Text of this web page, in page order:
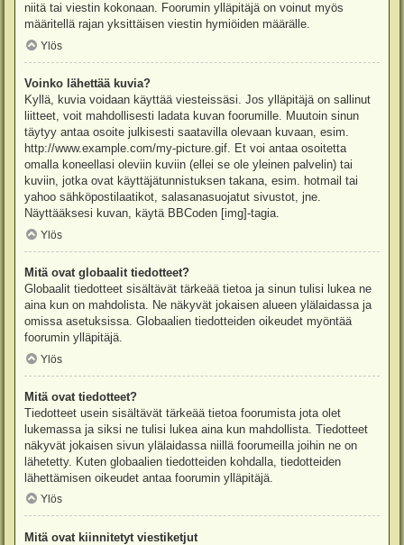
niitä tai viestin kokonaan. Foorumin ylläpitäjä on voinut myös
määritellä rajan yksittäisen viestin hymiöiden määrälle.
Ylös
Voinko lähettää kuvia?
Kyllä, kuvia voidaan käyttää viesteissäsi. Jos ylläpitäjä on sallinut
liitteet, voit mahdollisesti ladata kuvan foorumille. Muutoin sinun
täytyy antaa osoite julkisesti saatavilla olevaan kuvaan, esim.
http://www.example.com/my-picture.gif. Et voi antaa osoitetta
omalla koneellasi oleviin kuviin (ellei se ole yleinen palvelin) tai
kuviin, jotka ovat käyttäjätunnistuksen takana, esim. hotmail tai
yahoo sähköpostilaatikot, salasanasuojatut sivustot, jne.
Näyttääksesi kuvan, käytä BBCoden [img]-tagia.
Ylös
Mitä ovat globaalit tiedotteet?
Globaalit tiedotteet sisältävät tärkeää tietoa ja sinun tulisi lukea ne
aina kun on mahdolista. Ne näkyvät jokaisen alueen ylälaidassa ja
omissa asetuksissa. Globaalien tiedotteiden oikeudet myöntää
foorumin ylläpitäjä.
Ylös
Mitä ovat tiedotteet?
Tiedotteet usein sisältävät tärkeää tietoa foorumista jota olet
lukemassa ja siksi ne tulisi lukea aina kun mahdollista. Tiedotteet
näkyvät jokaisen sivun ylälaidassa niillä foorumeilla joihin ne on
lähetetty. Kuten globaalien tiedotteiden kohdalla, tiedotteiden
lähettämisen oikeudet antaa foorumin ylläpitäjä.
Ylös
Mitä ovat kiinnitetyt viestiketjut